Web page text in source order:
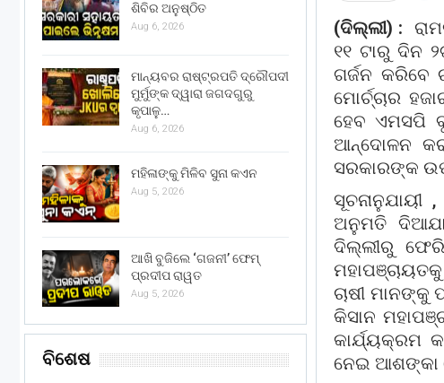
(ଦିଲ୍ଲୀ) :
୧୧ ଟାରୁ ଦିନ
ଗର୍ଜନ କରିବେ
ମୋର୍ଚ୍ଚାର
ହେବ ଏମସପି
ଆନ୍ଦୋଳନ
ସରକାରଙ୍କ
ଅନୁମତି
ଦିଲ୍ଲୀରୁ
ଚାଷୀ ମାନଙ୍କୁ
କିସାନ
କାର୍ଯ୍ୟକ୍ରମ
ନେଇ ଆଶଙ୍କା
ଶିବିର ଅନୁଷ୍ଠିତ
Aug 6, 2026
ମାନ୍ୟବର ରାଷ୍ଟ୍ରପତି ଦ୍ରୌପଦୀ
ମୁର୍ମୁଙ୍କ ଦ୍ୱାରା ଜଗଦଗୁରୁ
କୃପାଳୁ…
Aug 6, 2026
ମହିଳାଙ୍କୁ ମିଳିବ ସୁନା କଏନ
Aug 5, 2026
ଆଖି ବୁଜିଲେ ‘ଗଜନୀ’ ଫେମ୍
ପ୍ରଦୀପ ରାୱତ
Aug 5, 2026
ବିଶେଷ